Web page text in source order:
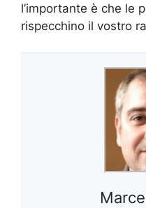
l’importante è che le
rispecchino il vostro